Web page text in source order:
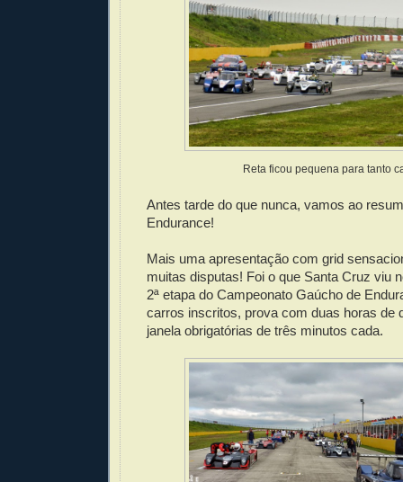
Reta ficou pequena para tanto
Antes tarde do que nunca, vamos ao
Endurance!
Mais uma apresentação com grid
muitas disputas! Foi o que Santa Cruz viu
2ª etapa do Campeonato Gaúcho de
carros inscritos, prova com duas horas de
janela obrigatórias de três minutos cada.